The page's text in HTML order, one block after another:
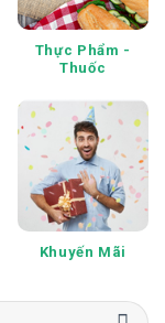
Thực Phẩm -
Thuốc
Khuyến Mãi